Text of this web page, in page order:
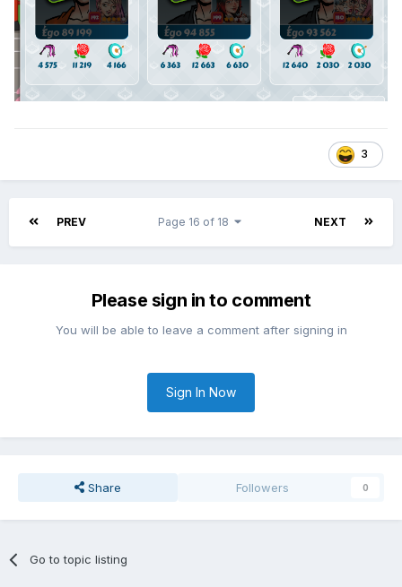
3
PREV NEXT
Page 16 of 18
Please sign in to comment
You will be able to leave a comment after signing in
Sign In Now
Share Followers 0
Go to topic listing